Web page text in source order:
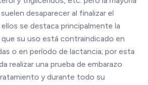
desaparecer al finalizar el
se destaca principalmente la
su uso está contraindicado en
o en período de lactancia; por esta
realizar una prueba de embarazo
y durante todo su